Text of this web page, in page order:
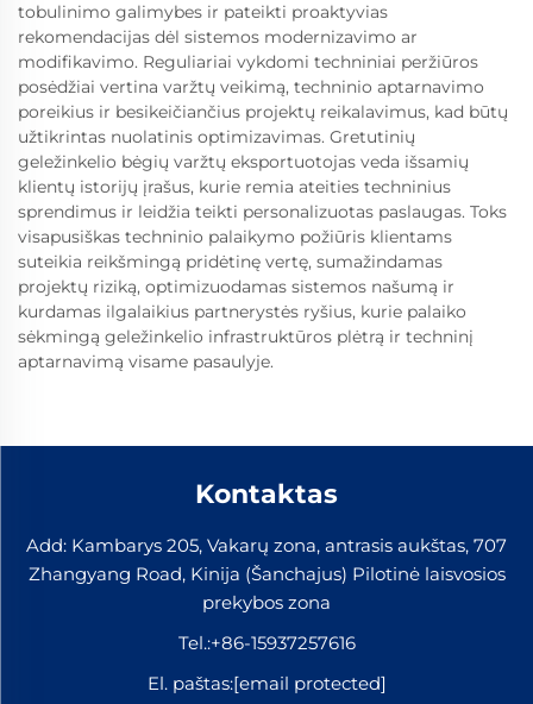
tobulinimo galimybes ir pateikti proaktyvias
rekomendacijas dėl sistemos modernizavimo ar
modifikavimo. Reguliariai vykdomi techniniai peržiūros
posėdžiai vertina varžtų veikimą, techninio aptarnavimo
poreikius ir besikeičiančius projektų reikalavimus, kad būtų
užtikrintas nuolatinis optimizavimas. Gretutinių
geležinkelio bėgių varžtų eksportuotojas veda išsamių
klientų istorijų įrašus, kurie remia ateities techninius
sprendimus ir leidžia teikti personalizuotas paslaugas. Toks
visapusiškas techninio palaikymo požiūris klientams
suteikia reikšmingą pridėtinę vertę, sumažindamas
projektų riziką, optimizuodamas sistemos našumą ir
kurdamas ilgalaikius partnerystės ryšius, kurie palaiko
sėkmingą geležinkelio infrastruktūros plėtrą ir techninį
aptarnavimą visame pasaulyje.
Kontaktas
Add: Kambarys 205, Vakarų zona, antrasis aukštas, 707
Zhangyang Road, Kinija (Šanchajus) Pilotinė laisvosios
prekybos zona
Tel.:+86-15937257616
El. paštas:[email protected]